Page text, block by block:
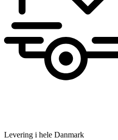
Levering i hele Danmark